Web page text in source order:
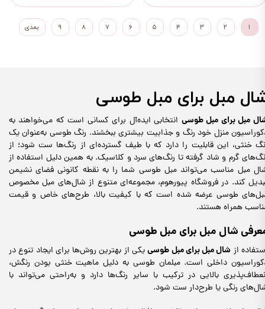
۱ ۲ ۳ ۴ ۵ ۶ ۷ ۸ ۹ بعدی
مبل برای مبل طوسی
مبل برای مبل طوسی انتخابی ایده‌آل برای کسانی است که می‌خواهند به
منزل خود رنگ و جذابیت بیشتری ببخشند. رنگ طوسی به‌عنوان یک
خنثی، این قابلیت را دارد که با طیف گسترده‌ای از رنگ‌ها ست شود؛ از
گرم و شاد گرفته تا رنگ‌های سرد و کلاسیک. به همین دلیل استفاده از
مبل مناسب می‌تواند مبل طوسی شما را به نقطه کانونی فضای نشیمن
کند. در فروشگاه پیورهوم، مجموعه‌ای متنوع از شال‌های مبل مخصوص
طوسی عرضه شده است که با کیفیت بالا، طرح‌های خاص و قیمت
همراه هستند.
شال مبل برای مبل طوسی
از شال مبل برای مبل طوسییکی از بهترین روش‌ها برای ایجاد تنوع در
داخلی است. مبلمان طوسی به دلیل ماهیت خنثی بودن رنگش،
بالایی در ترکیب با سایر رنگ‌ها دارد و به‌راحتی می‌تواند با
رنگی یا طرح‌دار ست شود.